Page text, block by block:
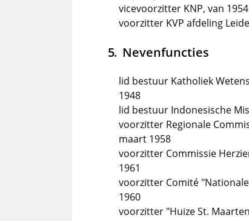
vicevoorzitter KNP, van
voorzitter KVP afdeling
Nevenfuncties
lid bestuur Katholiek
1948
lid bestuur Indonesische
voorzitter Regionale
maart 1958
voorzitter Commissie
1961
voorzitter Comité
1960
voorzitter "Huize St.